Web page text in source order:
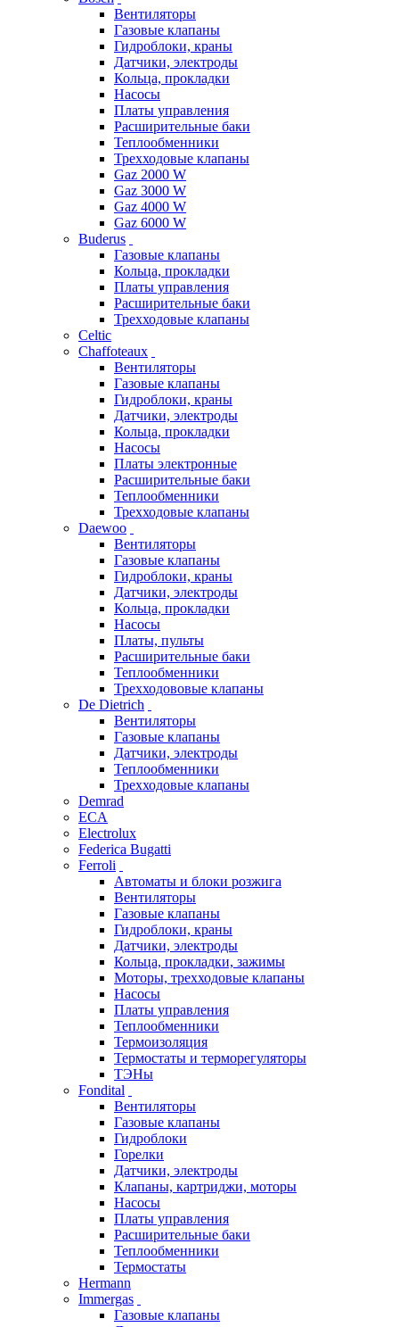
Вентиляторы
Газовые клапаны
Гидроблоки, краны
Датчики, электроды
Кольца, прокладки
Насосы
Платы управления
Расширительные баки
Теплообменники
Трехходовые клапаны
Gaz 2000 W
Gaz 3000 W
Gaz 4000 W
Gaz 6000 W
Buderus
Газовые клапаны
Кольца, прокладки
Платы управления
Расширительные баки
Трехходовые клапаны
Celtic
Chaffoteaux
Вентиляторы
Газовые клапаны
Гидроблоки, краны
Датчики, электроды
Кольца, прокладки
Насосы
Платы электронные
Расширительные баки
Теплообменники
Трехходовые клапаны
Daewoo
Вентиляторы
Газовые клапаны
Гидроблоки, краны
Датчики, электроды
Кольца, прокладки
Насосы
Платы, пульты
Расширительные баки
Теплообменники
Трехходововые клапаны
De Dietrich
Вентиляторы
Газовые клапаны
Датчики, электроды
Теплообменники
Трехходовые клапаны
Demrad
ECA
Electrolux
Federica Bugatti
Ferroli
Автоматы и блоки розжига
Вентиляторы
Газовые клапаны
Гидроблоки, краны
Датчики, электроды
Кольца, прокладки, зажимы
Моторы, трехходовые клапаны
Насосы
Платы управления
Теплообменники
Термоизоляция
Термостаты и терморегуляторы
ТЭНы
Fondital
Вентиляторы
Газовые клапаны
Гидроблоки
Горелки
Датчики, электроды
Клапаны, картриджи, моторы
Насосы
Платы управления
Расширительные баки
Теплообменники
Термостаты
Hermann
Immergas
Газовые клапаны